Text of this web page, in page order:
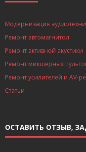
Модернизация
Ремонт автомагнитол
Ремонт активной акустики
Ремонт микшерных
Ремонт усилителей и AV-
Статьи
ОСТАВИТЬ ОТЗЫВ,